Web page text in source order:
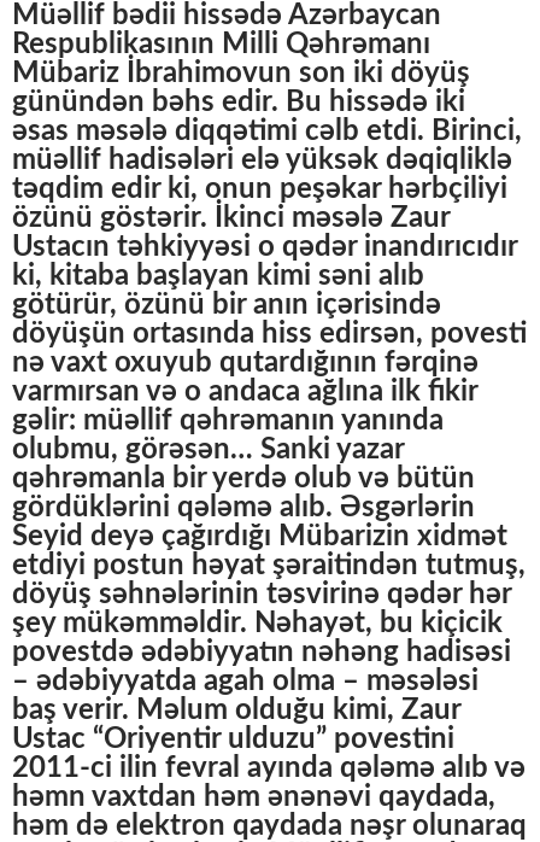
Müəllif bədii hissədə Azərbaycan
Respublikasının Milli Qəhrəmanı
Mübariz İbrahimovun son iki döyüş
günündən bəhs edir. Bu hissədə iki
əsas məsələ diqqətimi cəlb etdi. Birinci,
müəllif hadisələri elə yüksək dəqiqliklə
təqdim edir ki, onun peşəkar hərbçiliyi
özünü göstərir. İkinci məsələ Zaur
Ustacın təhkiyyəsi o qədər inandırıcıdır
ki, kitaba başlayan kimi səni alıb
götürür, özünü bir anın içərisində
döyüşün ortasında hiss edirsən, povesti
nə vaxt oxuyub qutardığının fərqinə
varmırsan və o andaca ağlına ilk fikir
gəlir: müəllif qəhrəmanın yanında
olubmu, görəsən… Sanki yazar
qəhrəmanla bir yerdə olub və bütün
gördüklərini qələmə alıb. Əsgərlərin
Seyid deyə çağırdığı Mübarizin xidmət
etdiyi postun həyat şəraitindən tutmuş,
döyüş səhnələrinin təsvirinə qədər hər
şey mükəmməldir. Nəhayət, bu kiçicik
povestdə ədəbiyyatın nəhəng hadisəsi
– ədəbiyyatda agah olma – məsələsi
baş verir. Məlum olduğu kimi, Zaur
Ustac “Oriyentir ulduzu” povestini
2011-ci ilin fevral ayında qələmə alıb və
həmn vaxtdan həm ənənəvi qaydada,
həm də elektron qaydada nəşr olunaraq